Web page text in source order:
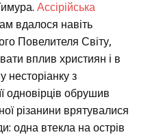
Ассірійська
вдалося навіть
Повелителя Світу,
вплив християн і в
несторіанку з
одновірців обрушив
різанини врятувалися
одна втекла на острів